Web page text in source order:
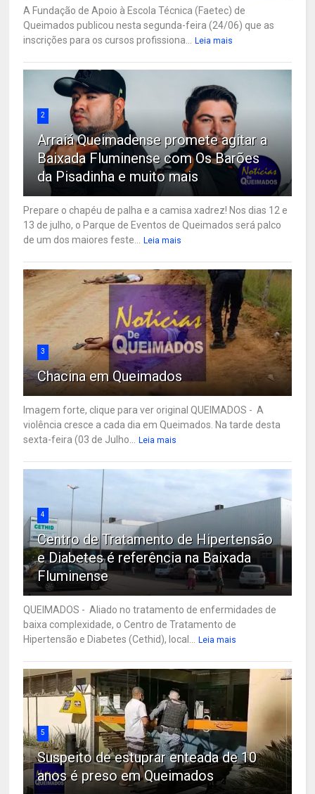
A Fundação de Apoio à Escola Técnica (Faetec) de
Queimados publicou nesta segunda-feira (24/06) que as
inscrições para os cursos profissiona...
Leia mais
2
Arraiá Queimadense promete agitar a
Baixada Fluminense com Os Barões
da Pisadinha e muito mais
Prepare o chapéu de palha e a camisa xadrez! Nos dias 12 e
13 de julho, o Parque de Eventos de Queimados será palco
de um dos maiores feste...
Leia mais
3
Chacina em Queimados
Imagem forte, clique para ver original QUEIMADOS - A
violência cresce a cada dia em Queimados. Na tarde desta
sexta-feira (03 de Julho...
Leia mais
4
Centro de Tratamento de Hipertensão
e Diabetes é referência na Baixada
Fluminense
QUEIMADOS - Aliado no tratamento de enfermidades de
baixa complexidade, o Centro de Tratamento de
Hipertensão e Diabetes (Cethid), local...
Leia mais
5
Suspeito de estuprar enteada de 10
anos é preso em Queimados